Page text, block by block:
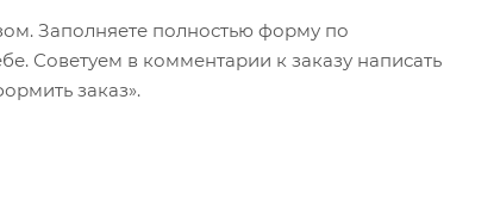
Заполняете полностью форму по
Советуем в комментарии к заказу написать
заказ».